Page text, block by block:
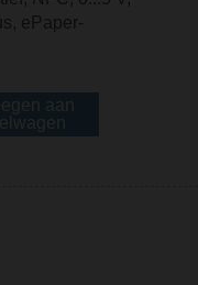
ePaper-